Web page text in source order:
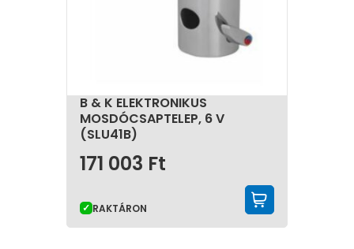
B & K ELEKTRONIKUS
MOSDÓCSAPTELEP, 6 V
(SLU41B)
171 003 Ft
RAKTÁRON